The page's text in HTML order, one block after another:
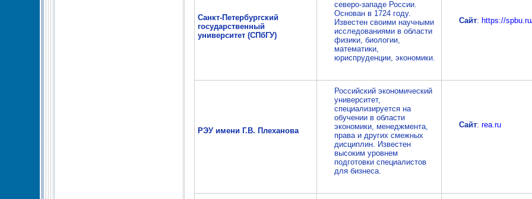
Санкт-Петербургский
государственный
университет (СПбГУ)
северо-западе России.
Основан в 1724 году.
Известен своими научными
исследованиями в области
физики, биологии,
математики,
юриспруденции, экономики.
Сайт: https://
РЭУ имени Г.В. Плеханова
Российский экономический
университет,
специализируется на
обучении в области
экономики, менеджмента,
права и других смежных
дисциплин. Известен
высоким уровнем
подготовки специалистов
для бизнеса.
Сайт: rea.ru